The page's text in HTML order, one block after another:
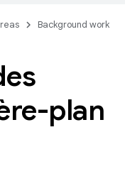
Background work
plan